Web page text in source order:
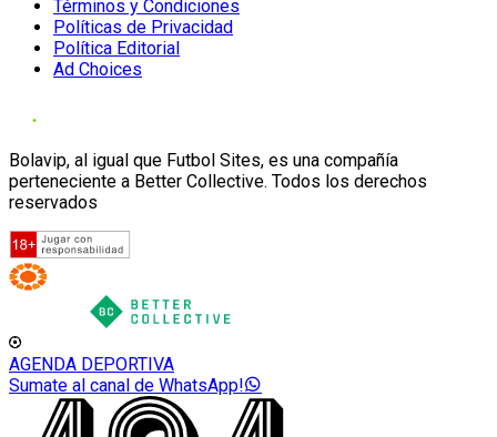
Términos y Condiciones
Políticas de Privacidad
Política Editorial
Ad Choices
Bolavip, al igual que Futbol Sites, es una compañía
perteneciente a Better Collective. Todos los derechos
reservados
AGENDA DEPORTIVA
Sumate al canal de WhatsApp!